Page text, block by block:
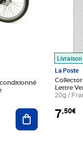
Ajouter au
La Poste
Lettre
20g /
7,50€